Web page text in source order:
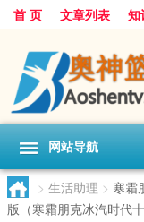
首 页 文章列表 知
网站导航
> 生活助理 > 寒霜
版（寒霜朋克冰汽时代